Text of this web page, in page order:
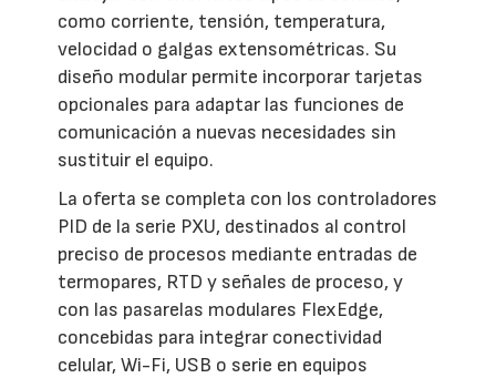
como corriente, tensión, temperatura,
velocidad o galgas extensométricas. Su
diseño modular permite incorporar tarjetas
opcionales para adaptar las funciones de
comunicación a nuevas necesidades sin
sustituir el equipo.
La oferta se completa con los controladores
PID de la serie PXU, destinados al control
preciso de procesos mediante entradas de
termopares, RTD y señales de proceso, y
con las pasarelas modulares FlexEdge,
concebidas para integrar conectividad
celular, Wi-Fi, USB o serie en equipos